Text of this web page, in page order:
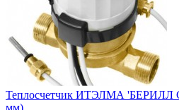
Теплосчетчик ИТЭЛМА 'БЕРИЛЛ
мм)